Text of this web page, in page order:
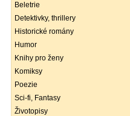
Beletrie
Detektivky, thrillery
Historické romány
Humor
Knihy pro ženy
Komiksy
Poezie
Sci-fi, Fantasy
Životopisy